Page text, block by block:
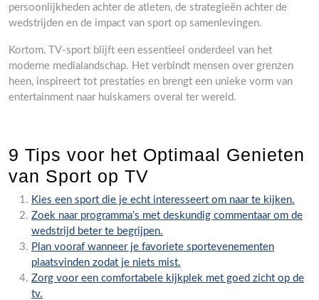
persoonlijkheden achter de atleten, de strategieën achter de
wedstrijden en de impact van sport op samenlevingen.
Kortom, TV-sport blijft een essentieel onderdeel van het
moderne medialandschap. Het verbindt mensen over grenzen
heen, inspireert tot prestaties en brengt een unieke vorm van
entertainment naar huiskamers overal ter wereld.
9 Tips voor het Optimaal Genieten
van Sport op TV
Kies een sport die je echt interesseert om naar te kijken.
Zoek naar programma’s met deskundig commentaar om de
wedstrijd beter te begrijpen.
Plan vooraf wanneer je favoriete sportevenementen
plaatsvinden zodat je niets mist.
Zorg voor een comfortabele kijkplek met goed zicht op de
tv.